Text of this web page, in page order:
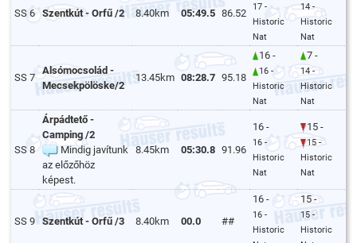
SS 6 Szentkút - Orfű /2 8.40km 05:49.5 86.52
17 -
Historic
Nat
14 -
Historic
Nat
SS 7
Alsómocsolád -
Mecsekpölöske/2
13.45km 08:28.7 95.18
16 -
16 -
Historic
Nat
7 -
14 -
Historic
Nat
SS 8
Árpádtető -
Camping /2
Mindig javítunk
az előzőhöz
képest.
8.45km 05:30.8 91.96
16 -
16 -
Historic
Nat
15 -
15 -
Historic
Nat
SS 9 Szentkút - Orfű /3 8.40km 00.0 ##
16 -
16 -
Historic
15 -
15 -
Historic